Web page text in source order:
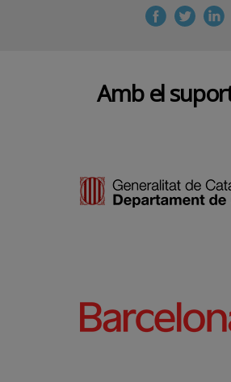
Amb el